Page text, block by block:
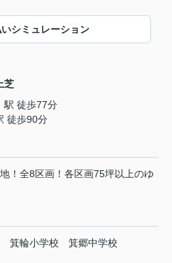
シミュレーション
芝
駅 徒歩77分
徒歩90分
！全8区画！各区画75坪以上のゆ
箕輪小学校 箕郷中学校